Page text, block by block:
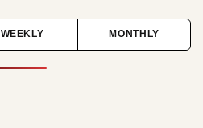
WEEKLY MONTHLY